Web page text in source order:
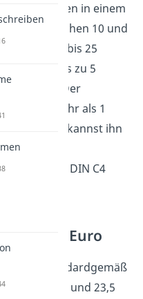
du am besten in einem
. Er darf zwischen 10 und
lang, 7 bis 25
breit und bis zu 5
hoch sein. Der
nicht mehr als 1
wiegen. Du kannst ihn
in einem DIN C4
— 0,70 Euro
haben standardgemäß
zwischen 14 und 23,5